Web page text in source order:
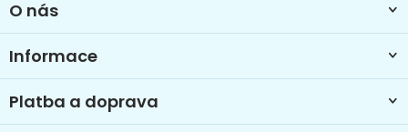
O nás
Informace
Platba a doprava